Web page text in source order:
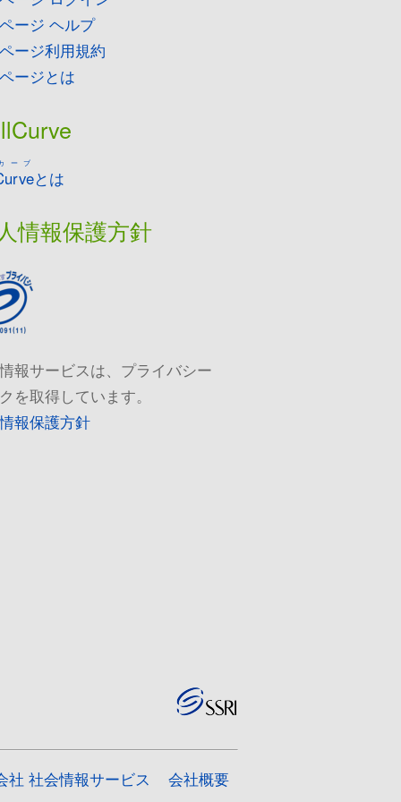
ージ ヘルプ
ージ利用規約
ージとは
ーブ
とは
情報保護方針
報サービスは、プライバシー
を取得しています。
報保護方針
会社概要
社 社会情報サービス